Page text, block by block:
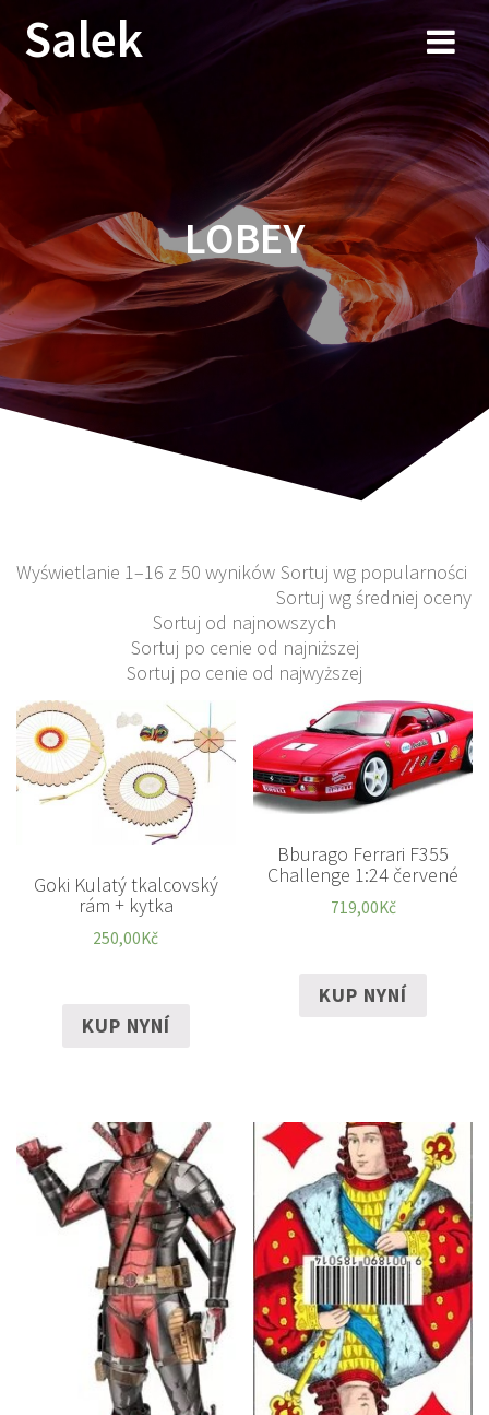
Przejdź
do
Salek
LOBEY
Wyświetlanie 1–16 z 50 wyników Sortuj wg popularności
Sortuj wg średniej oceny
Sortuj od najnowszych
Sortuj po cenie od najniższej
Sortuj po cenie od najwyższej
Goki Kulatý tkalcovský
rám + kytka
250,00Kč
KUP NYNÍ
Bburago Ferrari F355
Challenge 1:24 červené
719,00Kč
KUP NYNÍ